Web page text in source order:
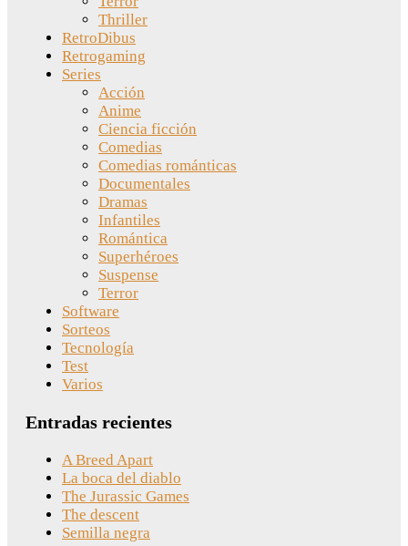
Thriller
RetroDibus
Retrogaming
Series
Acción
Anime
Ciencia ficción
Comedias
Comedias románticas
Documentales
Dramas
Infantiles
Romántica
Superhéroes
Suspense
Terror
Software
Sorteos
Tecnología
Test
Varios
Entradas recientes
A Breed Apart
La boca del diablo
The Jurassic Games
The descent
Semilla negra